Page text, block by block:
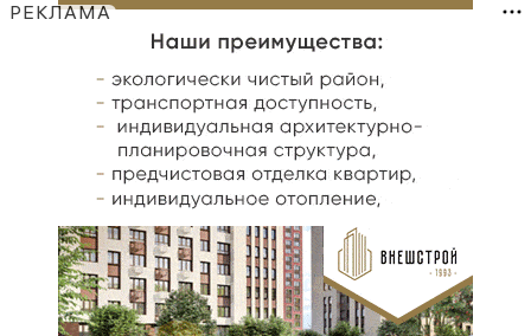
РЕКЛАМА